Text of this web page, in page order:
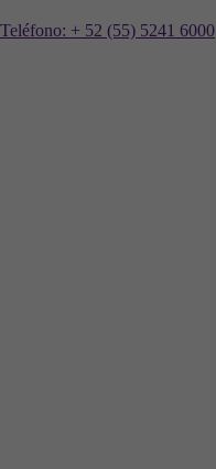
Teléfono: + 52 (55) 5241 6000